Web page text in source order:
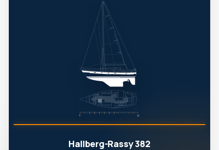
Hallberg-Rassy 382